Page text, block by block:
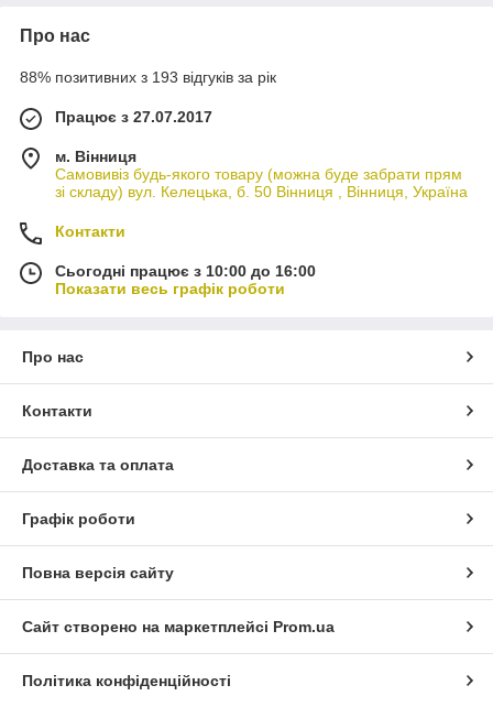
Про нас
88% позитивних з 193 відгуків за рік
Працює з 27.07.2017
м. Вінниця
Самовивіз будь-якого товару (можна буде забрати прям
зі складу) вул. Келецька, б. 50 Вінниця , Вінниця, Україна
Контакти
Сьогодні працює з 10:00 до 16:00
Показати весь графік роботи
Про нас
Контакти
Доставка та оплата
Графік роботи
Повна версія сайту
Сайт створено на маркетплейсі Prom.ua
Політика конфіденційності